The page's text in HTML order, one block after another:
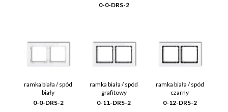
0-0-DRS-2
ramka biała / spód
biały
0-0-DRS-2
ramka biała / spód
grafitowy
0-11-DRS-2
ramka biała / spód
czarny
0-12-DRS-2